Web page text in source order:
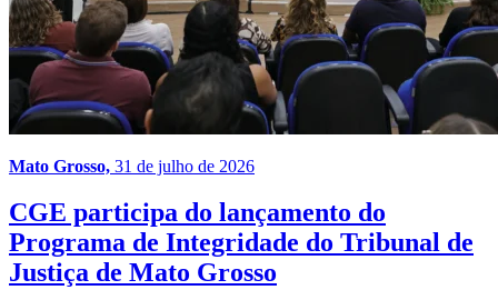
Mato Grosso, 31 de julho de 2026
CGE participa do lançamento do
Programa de Integridade do Tribunal de
Justiça de Mato Grosso